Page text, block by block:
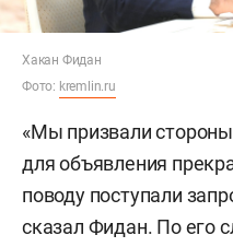
Хакан Фидан
Фото: kremlin.ru
«Мы призвали
для объявления
поводу поступали
сказал Фидан. По его